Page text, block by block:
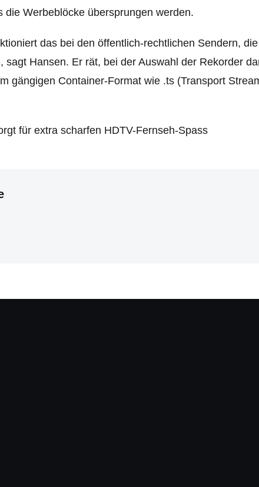
Werbeblöcke übersprungen werden.
das bei den öffentlich-rechtlichen Sendern,
sagt Hansen. Er rät, bei der Auswahl der Rekorder
gängigen Container-Format wie .ts (Transport